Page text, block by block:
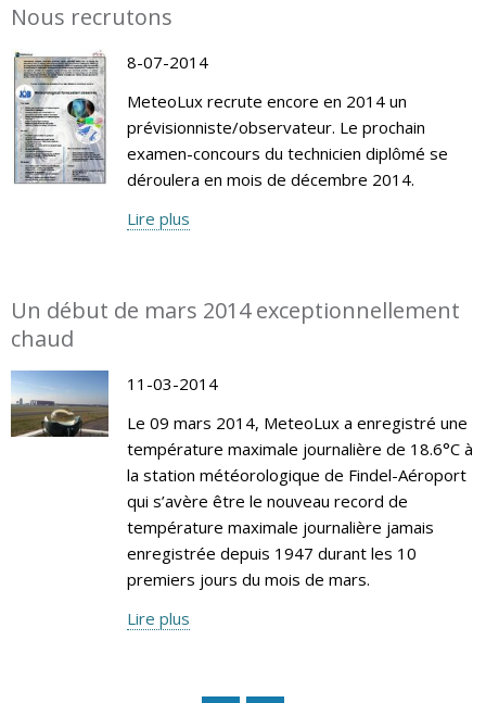
Nous recrutons
8-07-2014
MeteoLux recrute encore en 2014 un
prévisionniste/observateur. Le prochain
examen-concours du technicien diplômé se
déroulera en mois de décembre 2014.
Lire plus
Un début de mars 2014 exceptionnellement
chaud
11-03-2014
Le 09 mars 2014, MeteoLux a enregistré une
température maximale journalière de 18.6°C à
la station météorologique de Findel-Aéroport
qui s’avère être le nouveau record de
température maximale journalière jamais
enregistrée depuis 1947 durant les 10
premiers jours du mois de mars.
Lire plus